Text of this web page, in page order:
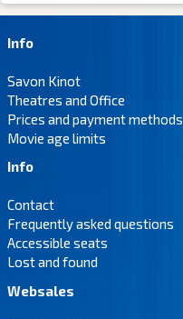
Info
Savon Kinot
Theatres and Office
Prices and payment methods
Movie age limits
Info
Contact
Frequently asked questions
Accessible seats
Lost and found
Websales